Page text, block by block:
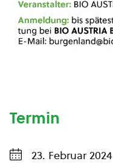
Termin
23. Februar 2024